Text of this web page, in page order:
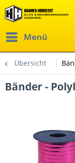
Menü
Übersicht
Bänder -